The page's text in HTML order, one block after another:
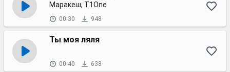
Маракеш, T1One
00:30 948
Ты моя ляля
00:40 638